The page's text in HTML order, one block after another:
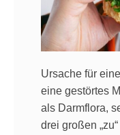
Ursache für
eine gestörtes
als Darmflora,
drei großen